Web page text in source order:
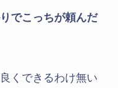
でこっちが頼んだ
くできるわけ無い